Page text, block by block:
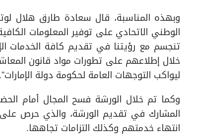
وبهذه المناسبة، قال سعادة طارق هلال
الوطني الاتحادي على توفير المعلومات
تنجسم مع رؤيتنا في تقديم كافة الخدمات
خلال إطلاعهم على تطورات مواد قانون
ليواكب التوجهات العامة لحكومة دولة الإمارات”.
وكما تم خلال الورشة فسح المجال أمام
المشارك في تقديم الورشة، والذي حرص
انتهاء خدمتهم وكذلك التزامات تجاهها.